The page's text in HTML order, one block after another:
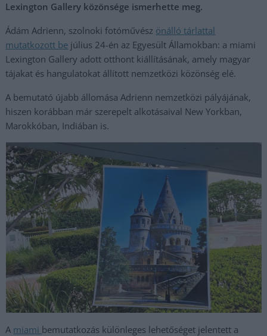
Lexington Gallery közönsége ismerhette meg.
Ádám Adrienn, szolnoki fotóművész önálló tárlattal
mutatkozott be július 24-én az Egyesült Államokban: a miami
Lexington Gallery adott otthont kiállításának, amely magyar
tájakat és hangulatokat állított nemzetközi közönség elé.
A bemutató újabb állomása Adrienn nemzetközi pályájának,
hiszen korábban már szerepelt alkotásaival New Yorkban,
Marokkóban, Indiában is.
A miami bemutatkozás különleges lehetőséget jelentett a